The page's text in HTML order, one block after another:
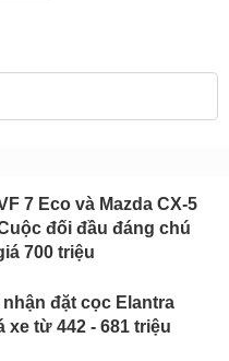
7 Eco và Mazda CX-5
đối đầu đáng chú
700 triệu
nhận đặt cọc Elantra
xe từ 442 - 681 triệu